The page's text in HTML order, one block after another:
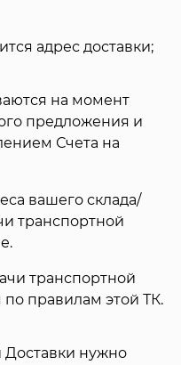
адрес доставки;
на момент
предложения и
Счета на
вашего склада/
транспортной
транспортной
правилам этой ТК.
Доставки нужно